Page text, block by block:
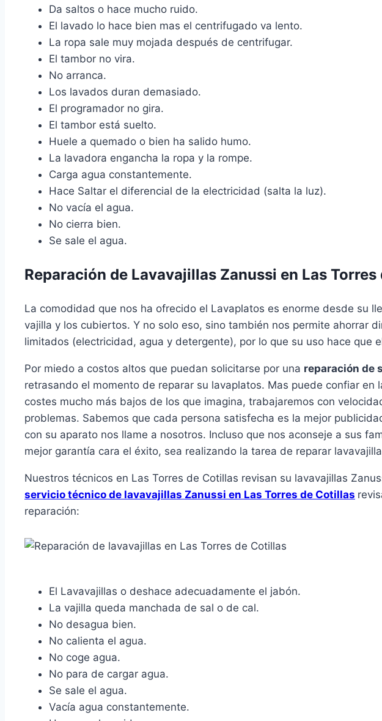
Da saltos o hace mucho ruido.
El lavado lo hace bien mas el centrifugado va lento.
La ropa sale muy mojada después de centrifugar.
El tambor no vira.
No arranca.
Los lavados duran demasiado.
El programador no gira.
El tambor está suelto.
Huele a quemado o bien ha salido humo.
La lavadora engancha la ropa y la rompe.
Carga agua constantemente.
Hace Saltar el diferencial de la electricidad (salta la luz).
No vacía el agua.
No cierra bien.
Se sale el agua.
Reparación de Lavavajillas Zanussi en Las
La comodidad que nos ha ofrecido el Lavaplatos es enorme desde su
vajilla y los cubiertos. Y no solo eso, sino también nos permite ahorrar
limitados (electricidad, agua y detergente), por lo que su uso hace que
Por miedo a costos altos que puedan solicitarse por una reparación de
retrasando el momento de reparar su lavaplatos. Mas puede confiar
costes mucho más bajos de los que imagina, trabajaremos con
problemas. Sabemos que cada persona satisfecha es la mejor
con su aparato nos llame a nosotros. Incluso que nos aconseje a sus
mejor garantía cara el éxito, sea realizando la tarea de reparar
Nuestros técnicos en Las Torres de Cotillas revisan su lavavajillas
servicio técnico de lavavajillas Zanussi en Las Torres de Cotillas
reparación:
El Lavavajillas o deshace adecuadamente el jabón.
La vajilla queda manchada de sal o de cal.
No desagua bien.
No calienta el agua.
No coge agua.
No para de cargar agua.
Se sale el agua.
Vacía agua constantemente.